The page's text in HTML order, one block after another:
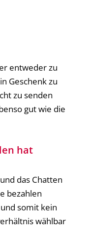
entweder zu
Geschenk zu
zu senden
gut wie die
hat
das Chatten
bezahlen
somit kein
wählbar